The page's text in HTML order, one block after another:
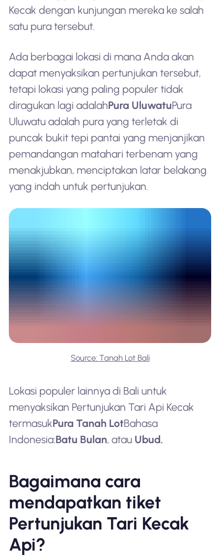
Kecak dengan kunjungan mereka ke salah
satu pura tersebut.
Ada berbagai lokasi di mana Anda akan
dapat menyaksikan pertunjukan tersebut,
tetapi lokasi yang paling populer tidak
diragukan lagi adalahPura UluwatuPura
Uluwatu adalah pura yang terletak di
puncak bukit tepi pantai yang menjanjikan
pemandangan matahari terbenam yang
menakjubkan, menciptakan latar belakang
yang indah untuk pertunjukan.
Source: Tanah Lot Bali
Lokasi populer lainnya di Bali untuk
menyaksikan Pertunjukan Tari Api Kecak
termasukPura Tanah LotBahasa
Indonesia:Batu Bulan, atau Ubud.
Bagaimana cara
mendapatkan tiket
Pertunjukan Tari Kecak
Api?